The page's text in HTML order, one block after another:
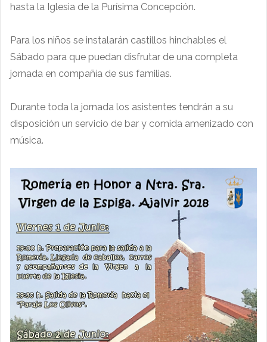
hasta la Iglesia de la Purísima Concepción.
Para los niños se instalarán castillos hinchables el
Sábado para que puedan disfrutar de una completa
jornada en compañía de sus familias.
Durante toda la jornada los asistentes tendrán a su
disposición un servicio de bar y comida amenizado con
música.